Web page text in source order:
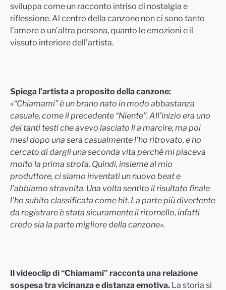
sviluppa come un racconto intriso di nostalgia e
riflessione. Al centro della canzone non ci sono tanto
l’amore o un’altra persona, quanto le emozioni e il
vissuto interiore dell’artista.
Spiega l’artista a proposito della canzone:
«“Chiamami” è un brano nato in modo abbastanza
casuale, come il precedente “Niente”. All’inizio era uno
dei tanti testi che avevo lasciato lì a marcire, ma poi
mesi dopo una sera casualmente l’ho ritrovato, e ho
cercato di dargli una seconda vita perché mi piaceva
molto la prima strofa. Quindi, insieme al mio
produttore, ci siamo inventati un nuovo beat e
l’abbiamo stravolta. Una volta sentito il risultato finale
l’ho subito classificata come hit. La parte più divertente
da registrare è stata sicuramente il ritornello, infatti
credo sia la parte migliore della canzone».
Il videoclip di “Chiamami” racconta una relazione
sospesa tra vicinanza e distanza emotiva. La storia si